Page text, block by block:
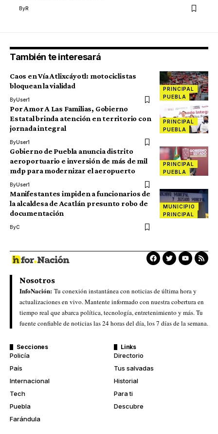
ByR
También te interesará
PRINCIPAL
PUEBLA
Caos en Vía Atlixcáyotl: motociclistas
bloquean la vialidad
ByUser1
PRINCIPAL
PUEBLA
Por Amor A Las Familias, Gobierno
Estatal brinda atención en territorio con
jornada integral
ByUser1
PRINCIPAL
PUEBLA
Gobierno de Puebla anuncia distrito
aeroportuario e inversión de más de mil
mdp para modernizar el aeropuerto
ByUser1
MUNICIPIO
PRINCIPAL
Manifestantes impiden a funcionarios de
la alcaldesa de Acatlán presunto robo de
documentación
ByC
Nosotros
InfoNación: Tu conexión instantánea con noticias de última hora y
actualizaciones en vivo. Mantente informado con nuestra cobertura en
tiempo real que abarca política, tecnología, entretenimiento y más. Tu
fuente confiable de noticias las 24 horas del día, los 7 días de la semana.
Secciones
Policía
País
Internacional
Tech
Puebla
Farándula
Links
Directorio
Tus salvadas
Historial
Para ti
Descubre